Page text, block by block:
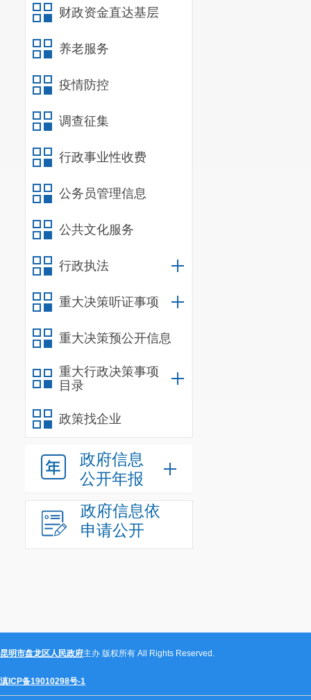
财政资金直达基层
养老服务
疫情防控
调查征集
行政事业性收费
公务员管理信息
公共文化服务
行政执法
重大决策听证事项
重大决策预公开信息
重大行政决策事项
目录
政策找企业
政府信息
公开年报
政府信息依
申请公开
昆明市盘龙区人民政府主办 版权所有 All Rights Reserved.
滇ICP备19010298号-1